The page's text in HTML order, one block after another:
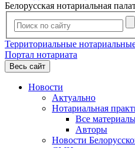
Белорусская нотариальная
Территориальные
Портал нотариата
Весь сайт
Новости
Актуально
Нотариальная
Все
Авторы
Новости